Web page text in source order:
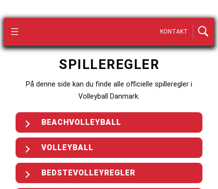
KONTAKT
SPILLEREGLER
På denne side kan du finde alle officielle spilleregler i
Volleyball Danmark.
BEACHVOLLEYBALL
VOLLEYBALL
BEDSTEVOLLEYREGLER